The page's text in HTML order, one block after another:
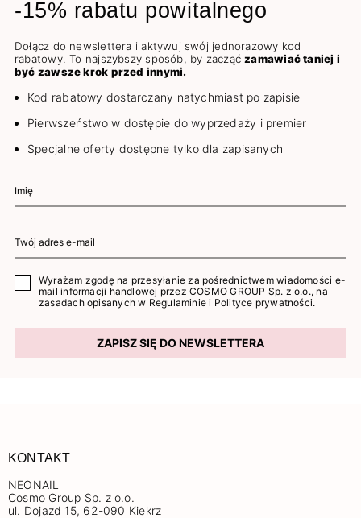
-15% rabatu powitalnego
Dołącz do newslettera i aktywuj swój jednorazowy kod
rabatowy. To najszybszy sposób, by zacząćzamawiać taniej i
być zawsze krok przed innymi.
Kod rabatowy dostarczany natychmiast po zapisie
Pierwszeństwo w dostępie do wyprzedaży i premier
Specjalne oferty dostępne tylko dla zapisanych
Wyrażam zgodę na przesyłanie za pośrednictwem wiadomości e-
mail informacji handlowej przez COSMO GROUP Sp. z o.o., na
zasadach opisanych w Regulaminie i Polityce prywatności.
ZAPISZ SIĘ DO NEWSLETTERA
KONTAKT
NEONAIL
Cosmo Group Sp. z o.o.
ul. Dojazd 15, 62-090 Kiekrz